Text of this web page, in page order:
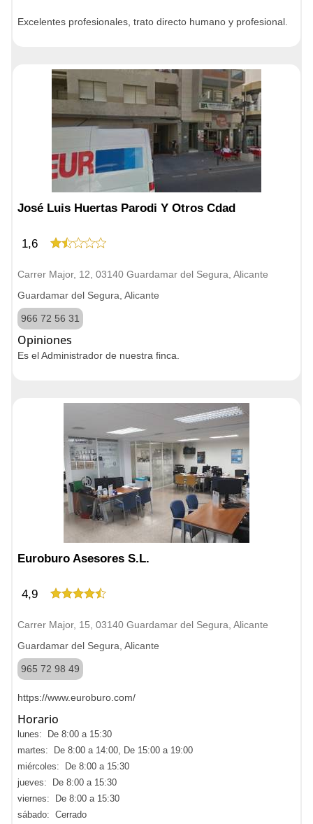
Excelentes profesionales, trato directo humano y profesional.
José Luis Huertas Parodi Y Otros Cdad
1,6
Carrer Major, 12, 03140 Guardamar del Segura, Alicante
Guardamar del Segura, Alicante
966 72 56 31
Opiniones
Es el Administrador de nuestra finca.
Euroburo Asesores S.L.
4,9
Carrer Major, 15, 03140 Guardamar del Segura, Alicante
Guardamar del Segura, Alicante
965 72 98 49
https://www.euroburo.com/
Horario
lunes: De 8:00 a 15:30
martes: De 8:00 a 14:00, De 15:00 a 19:00
miércoles: De 8:00 a 15:30
jueves: De 8:00 a 15:30
viernes: De 8:00 a 15:30
sábado: Cerrado